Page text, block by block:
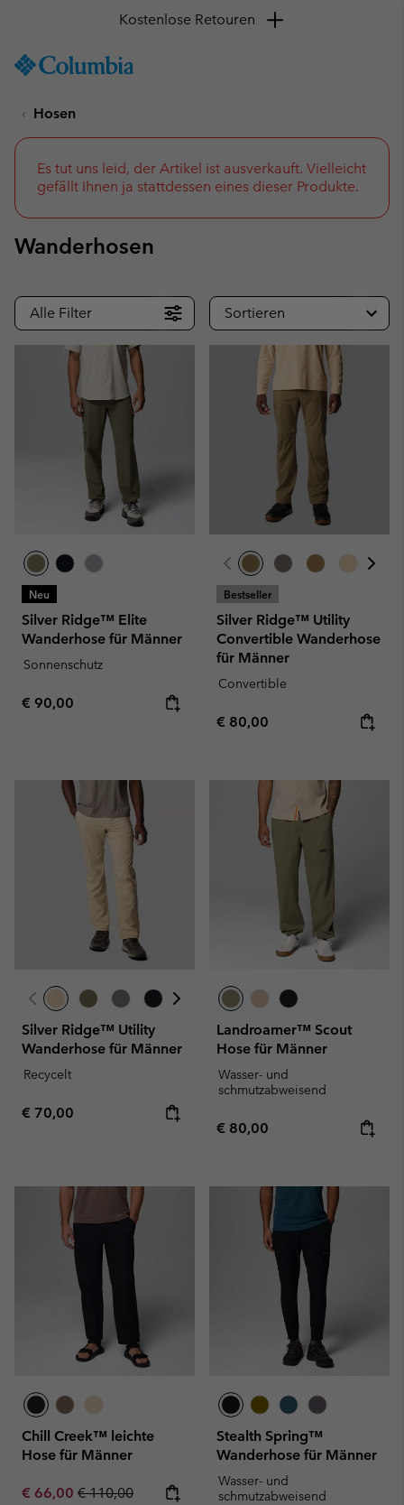
TO
SKIP
NAV
SKIP
TO
SEARCH
Mit Klarna und PayPal kannst du ganz flexibel
bezahlen
Hosen
Es tut uns leid, der Artikel ist ausverkauft. Vielleicht
gefällt Ihnen ja stattdessen eines dieser Produkte.
Wanderhosen
Alle Filter Sortieren
Neu
Silver Ridge™ Elite
Wanderhose für Männer
Sonnenschutz
Regular price:
€ 90,00
Bestseller
Silver Ridge™ Utility
Convertible Wanderhose
für Männer
Convertible
Regular price:
€ 80,00
Silver Ridge™ Utility
Wanderhose für Männer
Recycelt
Regular price:
€ 70,00
Landroamer™ Scout
Hose für Männer
Wasser- und
schmutzabweisend
Regular price:
€ 80,00
Chill Creek™ leichte
Hose für Männer
Sale price:
€ 66,00 Regular price:
€ 110,00
Stealth Spring™
Wanderhose für Männer
Wasser- und
schmutzabweisend